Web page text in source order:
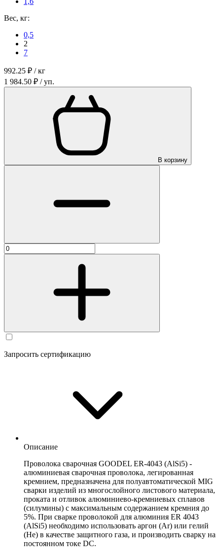
Вес, кг:
0,5
2
7
992.25 ₽ / кг
1 984.50 ₽ / уп.
В корзину
Запросить сертификацию
Описание
Проволока сварочная GOODEL ER-4043 (AlSi5) -
алюминиевая сварочная проволока, легированная
кремнием, предназначена для полуавтоматической MIG
сварки изделий из многослойного листового материала,
проката и отливок алюминиево-кремниевых сплавов
(силумины) с максимальным содержанием кремния до
5%. При сварке проволокой для алюминия ER 4043
(AlSi5) необходимо использовать аргон (Ar) или гелий
(He) в качестве защитного газа, и производить сварку на
постоянном токе DC.